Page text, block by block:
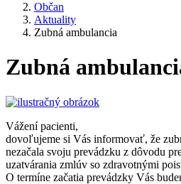
Občan
Aktuality
Zubná ambulancia
Zubná
Vážení pacienti,
dovoľujeme si Vás informovať, že
nezačala svoju prevádzku z dôvodu
uzatvárania zmlúv so zdravotnými
O termíne začatia prevádzky Vás